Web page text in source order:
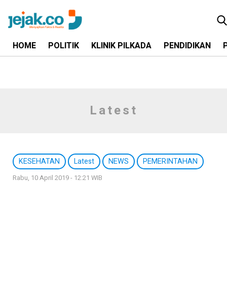
HOME POLITIK KLINIK PILKADA PENDIDIKAN
Latest
KESEHATAN Latest NEWS PEMERINTAHAN
Rabu, 10 April 2019 - 12:21 WIB